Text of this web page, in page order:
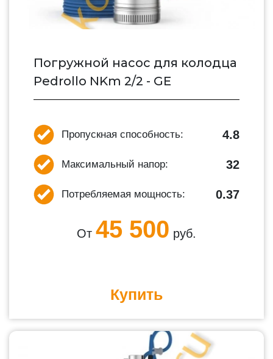
Погружной насос для колодца
Pedrollo NKm 2/2 - GE
Пропускная способность: 4.8
Максимальный напор: 32
Потребляемая мощность: 0.37
От 45 500 руб.
Купить